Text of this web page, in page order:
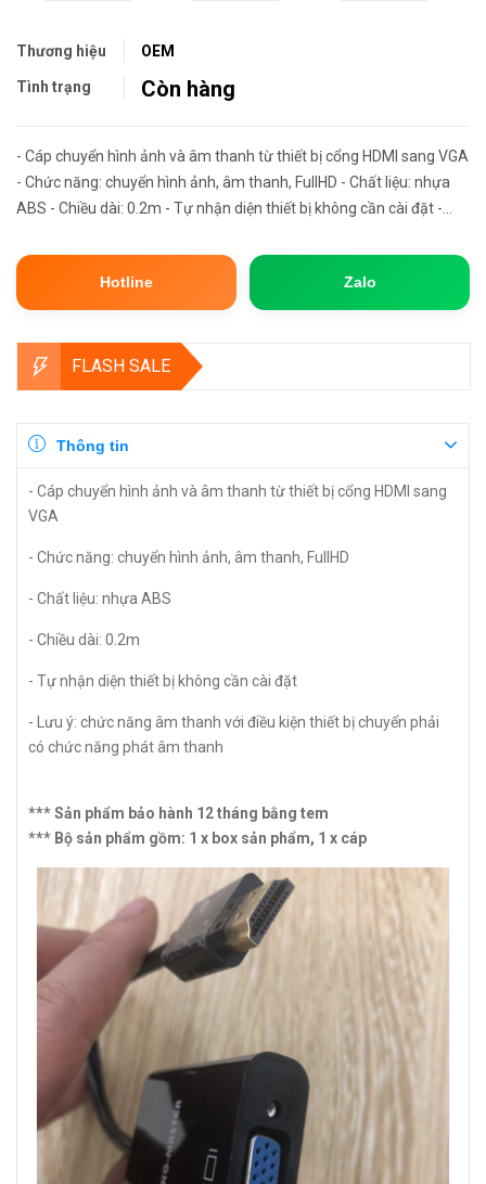
Thương hiệu OEM
Tình trạng Còn hàng
- Cáp chuyển hình ảnh và âm thanh từ thiết bị cổng HDMI sang VGA
- Chức năng: chuyển hình ảnh, âm thanh, FullHD - Chất liệu: nhựa
ABS - Chiều dài: 0.2m - Tự nhận diện thiết bị không cần cài đặt -
Hotline Zalo
FLASH SALE
Thông tin
- Cáp chuyển hình ảnh và âm thanh từ thiết bị cổng HDMI sang
VGA
- Chức năng: chuyển hình ảnh, âm thanh, FullHD
- Chất liệu: nhựa ABS
- Chiều dài: 0.2m
- Tự nhận diện thiết bị không cần cài đặt
- Lưu ý: chức năng âm thanh với điều kiện thiết bị chuyển phải
có chức năng phát âm thanh
*** Sản phẩm bảo hành 12 tháng bằng tem
*** Bộ sản phẩm gồm: 1 x box sản phẩm, 1 x cáp